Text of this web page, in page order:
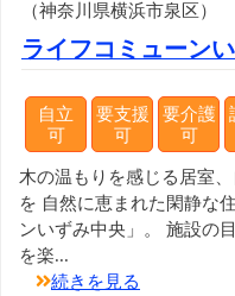
（神奈川県横浜市泉区）
ライフコミューン
自立
可
要支援
可
要介護
可
木の温もりを感じる居室
を 自然に恵まれた閑静な
ンいずみ中央」。 施設の
を楽...
続きを見る